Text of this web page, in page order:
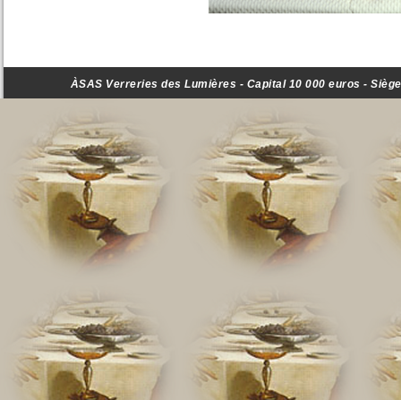
ÀSAS Verreries des Lumières - Capital 10 000 euros -